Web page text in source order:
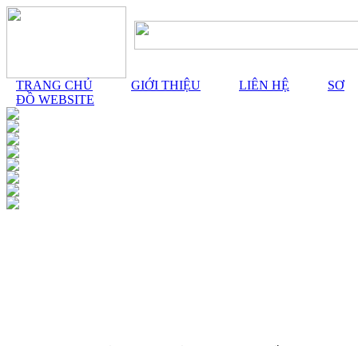
TRANG CHỦ GIỚI THIỆU LIÊN HỆ
SƠ
ĐỒ WEBSITE